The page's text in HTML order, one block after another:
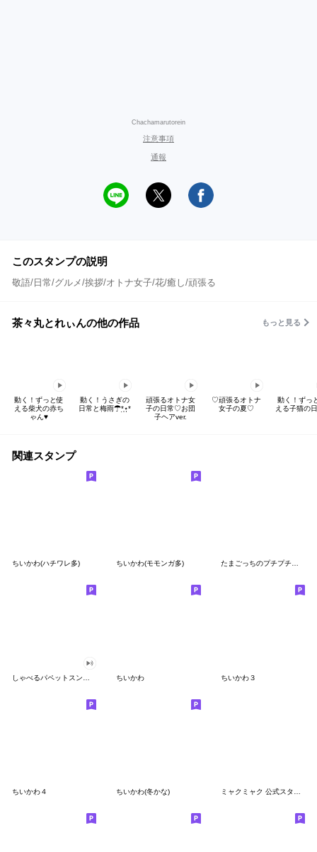
Chachamarutorein
注意事項
通報
このスタンプの説明
敬語/日常/グルメ/挨拶/オトナ女子/花/癒し/頑張る
茶々丸とれぃんの他の作品 もっと見る
動く！ずっと使
える柴犬の赤ち
ゃん♥
動く！うさぎの
日常と梅雨☂︎*̣̩⋆̩*
頑張るオトナ女
子の日常♡お団
子ヘアver.
♡頑張るオトナ
女子の夏♡
動く！ずっ
える子猫の
関連スタンプ
ちいかわ(ハチワレ多) ちいかわ(モモンガ多) たまごっちのプチプチおみせっち
ちいかわ ちいかわ３
ちいかわ４ ちいかわ(冬かな)